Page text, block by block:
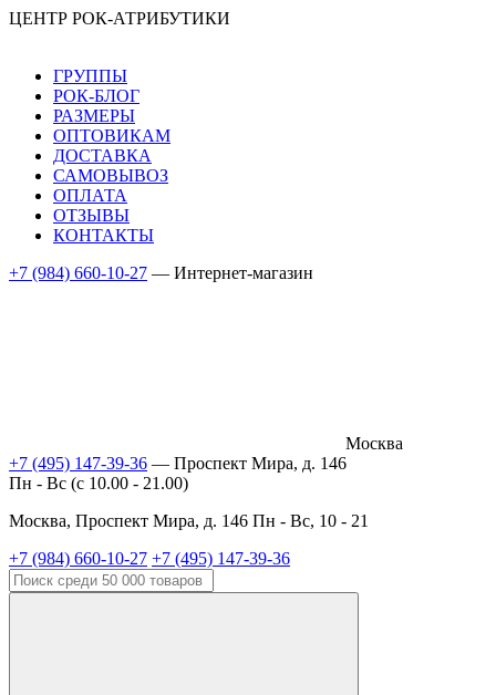
ЦЕНТР РОК-АТРИБУТИКИ
ГРУППЫ
РОК-БЛОГ
РАЗМЕРЫ
ОПТОВИКАМ
ДОСТАВКА
САМОВЫВОЗ
ОПЛАТА
ОТЗЫВЫ
КОНТАКТЫ
+7 (984) 660-10-27 — Интернет-магазин
Москва
+7 (495) 147-39-36 — Проспект Мира, д. 146
Пн - Вс (c 10.00 - 21.00)
Москва, Проспект Мира, д. 146 Пн - Вс, 10 - 21
+7 (984) 660-10-27 +7 (495) 147-39-36